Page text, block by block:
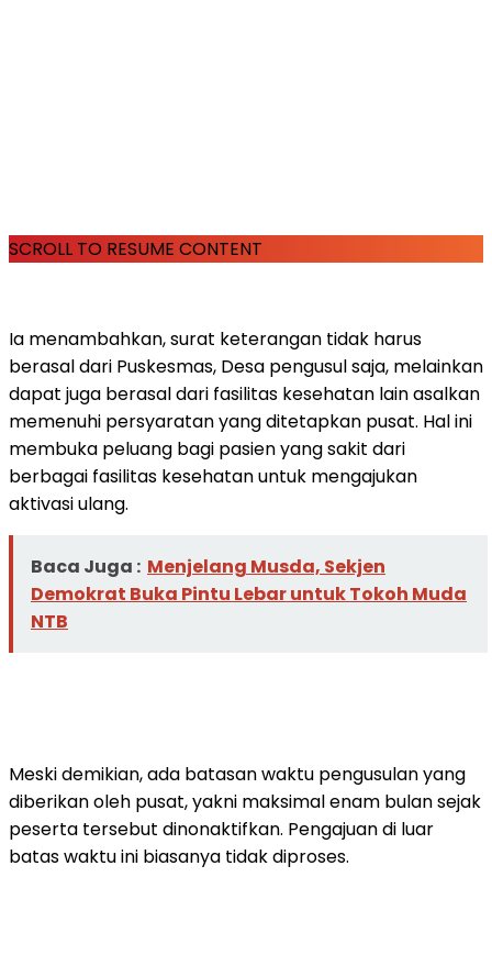
SCROLL TO RESUME CONTENT
Ia menambahkan, surat keterangan tidak harus
berasal dari Puskesmas, Desa pengusul saja, melainkan
dapat juga berasal dari fasilitas kesehatan lain asalkan
memenuhi persyaratan yang ditetapkan pusat. Hal ini
membuka peluang bagi pasien yang sakit dari
berbagai fasilitas kesehatan untuk mengajukan
aktivasi ulang.
Baca Juga : Menjelang Musda, Sekjen
Demokrat Buka Pintu Lebar untuk Tokoh Muda
NTB
Meski demikian, ada batasan waktu pengusulan yang
diberikan oleh pusat, yakni maksimal enam bulan sejak
peserta tersebut dinonaktifkan. Pengajuan di luar
batas waktu ini biasanya tidak diproses.